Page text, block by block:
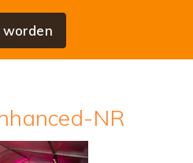
worden
NR